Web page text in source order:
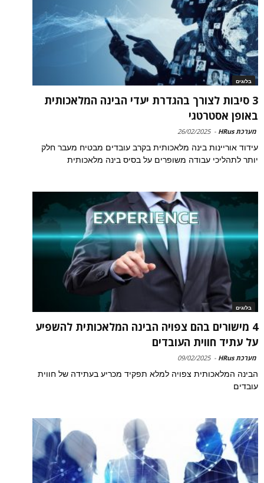
בלוגים
3 סיבות לצורך בהגדרת יעדי הבינה המלאכותית
באופן אסטרטגי
מערכת HRus -
26/02/2025
עידוד אוריינות בינה מלאכותית בקרב עובדים מבטיח מעבר חלק
יותר לתהליכי עבודה משופרים על בסיס בינה מלאכותית
בלוגים
4 מישורים בהם צפויה הבינה המלאכותית להשפיע
על עתיד חווית העובדים
מערכת HRus -
09/02/2025
הבינה המלאכותית צפויה למלא תפקיד מכריע בעתידה של חווית
עובדים